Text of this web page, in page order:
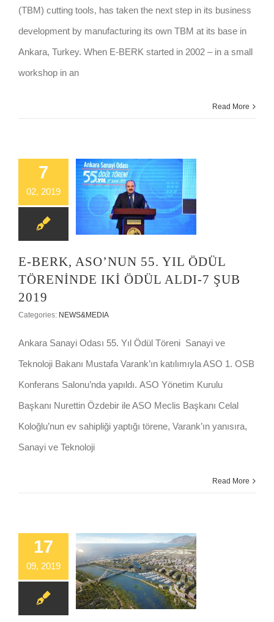
(TBM) cutting tools, has taken the next step in its business
development by manufacturing its own TBM at its base in
Ankara, Turkey. When E-BERK started in 2002 – in a small
workshop in an
Read More
7
02, 2019
E-BERK, ASO’NUN 55. YIL ÖDÜL
TÖRENİNDE IKİ ÖDÜL ALDI-7 ŞUB
2019
Categories: NEWS&MEDIA
Ankara Sanayi Odası 55. Yıl Ödül Töreni Sanayi ve
Teknoloji Bakanı Mustafa Varank’ın katılımıyla ASO 1. OSB
Konferans Salonu’nda yapıldı. ASO Yönetim Kurulu
Başkanı Nurettin Özdebir ile ASO Meclis Başkanı Celal
Koloğlu’nun ev sahipliği yaptığı törene, Varank’ın yanısıra,
Sanayi ve Teknoloji
Read More
17
09, 2019